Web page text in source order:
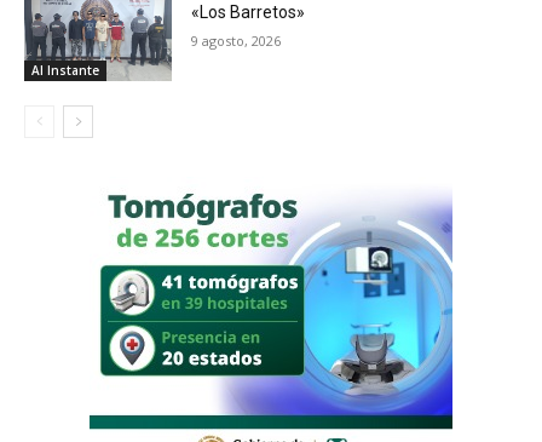
Al Instante
«Los Barretos»
9 agosto, 2026